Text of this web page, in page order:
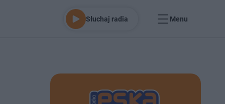
Słuchaj radia Menu